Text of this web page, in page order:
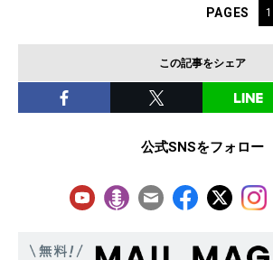
PAGES 1
この記事をシェア
公式SNSをフォロー